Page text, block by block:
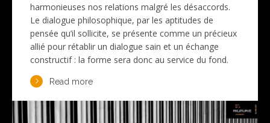
harmonieuses nos relations malgré les désaccords.
Le dialogue philosophique, par les aptitudes de
pensée qu’il sollicite, se présente comme un précieux
allié pour rétablir un dialogue sain et un échange
constructif : la forme sera donc au service du fond.
Read more